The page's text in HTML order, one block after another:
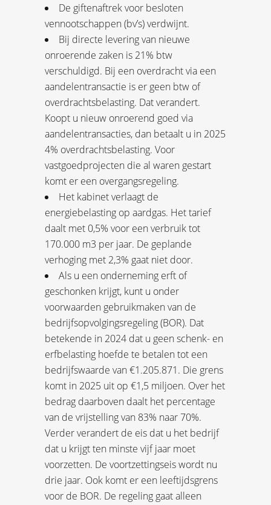
De giftenaftrek voor besloten
vennootschappen (bv’s) verdwijnt.
Bij directe levering van nieuwe
onroerende zaken is 21% btw
verschuldigd. Bij een overdracht via een
aandelentransactie is er geen btw of
overdrachtsbelasting. Dat verandert.
Koopt u nieuw onroerend goed via
aandelentransacties, dan betaalt u in 2025
4% overdrachtsbelasting. Voor
vastgoedprojecten die al waren gestart
komt er een overgangsregeling.
Het kabinet verlaagt de
energiebelasting op aardgas. Het tarief
daalt met 0,5% voor een verbruik tot
170.000 m3 per jaar. De geplande
verhoging met 2,3% gaat niet door.
Als u een onderneming erft of
geschonken krijgt, kunt u onder
voorwaarden gebruikmaken van de
bedrijfsopvolgingsregeling (BOR). Dat
betekende in 2024 dat u geen schenk- en
erfbelasting hoefde te betalen tot een
bedrijfswaarde van €1.205.871. Die grens
komt in 2025 uit op €1,5 miljoen. Over het
bedrag daarboven daalt het percentage
van de vrijstelling van 83% naar 70%.
Verder verandert de eis dat u het bedrijf
dat u krijgt ten minste vijf jaar moet
voorzetten. De voortzettingseis wordt nu
drie jaar. Ook komt er een leeftijdsgrens
voor de BOR. De regeling gaat alleen